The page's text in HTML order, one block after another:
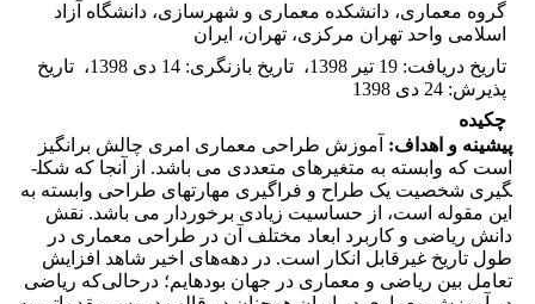
گروه معماری، دانشکده معماری و شهرسازی، دانشگاه آزاد
اسلامی واحد تهران مرکزی، تهران، ایران
تاریخ دریافت: 19 تیر 1398 ، تاریخ بازنگری: 14 دی 1398 ، تاریخ
پذیرش: 24 دی 1398
چکیده
پیشینه و اهداف: آموزش طراحی معماری امری چالش برانگیز
است که وابسته به متغیرهای متعددی می باشد. از آنجا که شکل­
گیری شخصیت یک طراح و فراگیری مهارت­های طراحی وابسته به
این مقوله است، از حساسیت زیادی برخوردار می باشد. نقش
دانش ریاضی و کاربرد ابعاد مختلف آن در طراحی معماری در
طول تاریخ غیر‌قابل‌ انکار است. در دهه‌های اخیر شاهد افزایش
تعامل بین ریاضی و معماری در جهان بوده­ایم؛ درحالی‌که ریاضی